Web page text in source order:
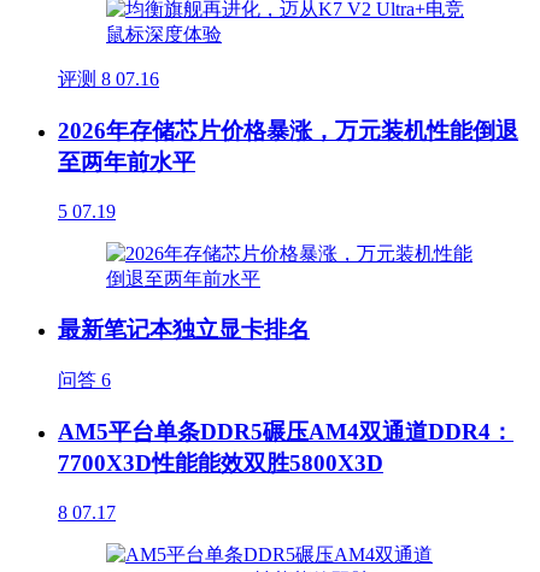
评测 8 07.16
2026年存储芯片价格暴涨，万元装机性能倒退
至两年前水平
5 07.19
最新笔记本独立显卡排名
问答 6
AM5平台单条DDR5碾压AM4双通道DDR4：
7700X3D性能能效双胜5800X3D
8 07.17